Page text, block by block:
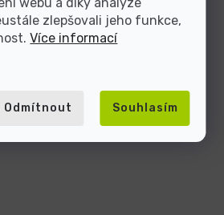
zlepšovali jeho funkce,
Více informací
Odmítnout Souhlasím